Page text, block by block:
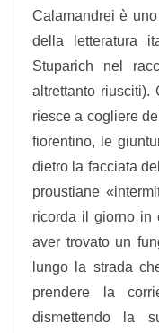
Calamandrei è
della letteratura
Stuparich nel
altrettanto riusciti).
riesce a cogliere
fiorentino, le
dietro la facciata
proustiane
ricorda il giorno in
aver trovato un
lungo la strada
prendere la
dismettendo la